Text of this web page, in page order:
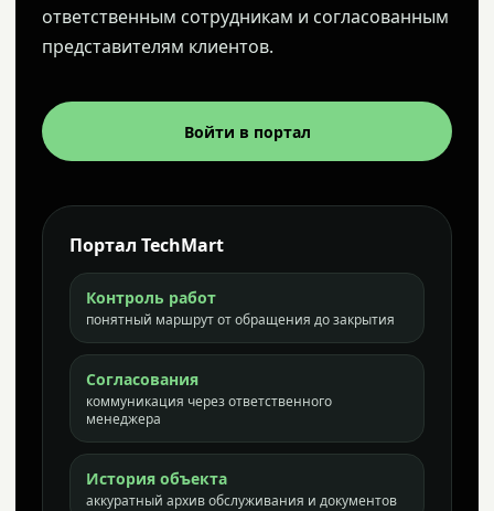
ответственным сотрудникам и согласованным
представителям клиентов.
Войти в портал
Портал TechMart
Контроль работ
понятный маршрут от обращения до закрытия
Согласования
коммуникация через ответственного
менеджера
История объекта
аккуратный архив обслуживания и документов